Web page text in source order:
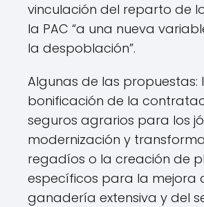
vinculación del reparto de
la PAC “a una nueva
la despoblación”.
Algunas de las propuestas:
bonificación de la
seguros agrarios para los
modernización y
regadíos o la creación de
específicos para la mejora
ganadería extensiva y del